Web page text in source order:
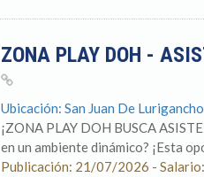
ZONA PLAY DOH -
Ubicación: San Juan De
¡ZONA PLAY DOH BUSCA
en un ambiente dinámico? ¡Esta
Publicación: 21/07/2026 -